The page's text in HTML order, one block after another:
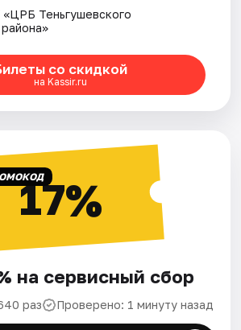
Теньгушевского
со скидкой
на Kassir.ru
17%
на сервисный сбор
раз Проверено: 1 минуту назад